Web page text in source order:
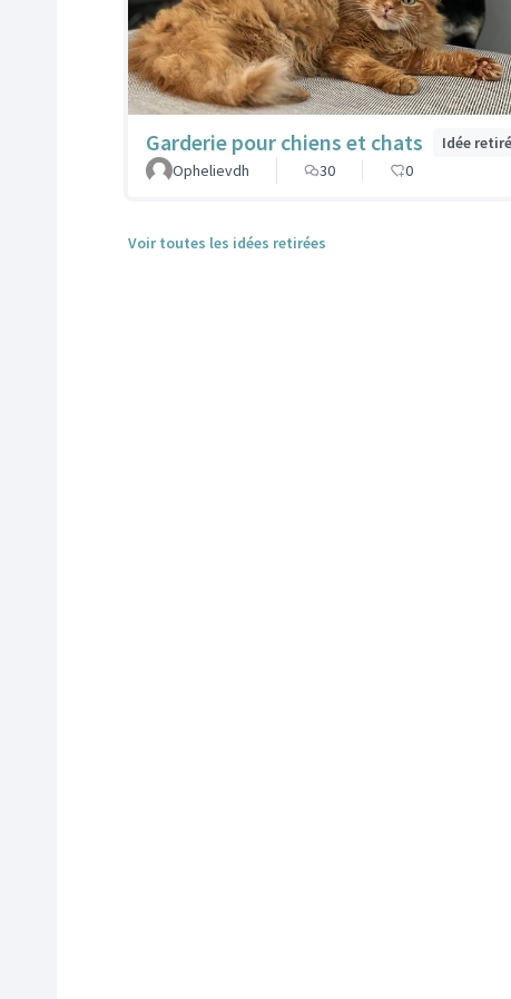
Garderie pour chiens et chats
Idée
Ophelievdh
30 0
Voir toutes les idées retirées